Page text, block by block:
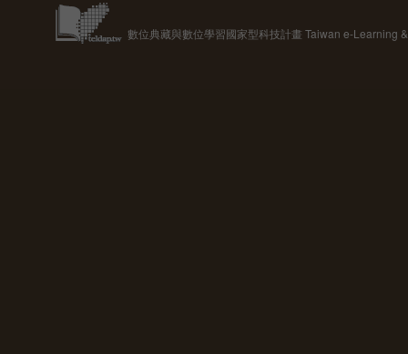
數位典藏與數位學習國家型科技計畫 Taiwan e-Learning